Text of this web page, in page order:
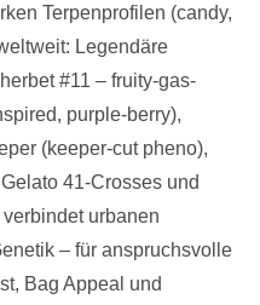
Terpenprofilen (candy,
Legendäre
#11 – fruity-gas-
purple-berry),
(keeper-cut pheno),
41-Crosses und
urbanen
– für anspruchsvolle
Bag Appeal und